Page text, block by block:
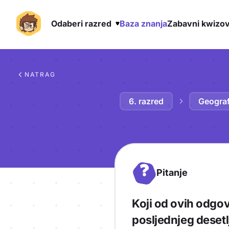
Odaberi razred Baza znanjaZabavni
NATRAG
6. razred
? Pitanje
Koji od ovih
posljednjeg